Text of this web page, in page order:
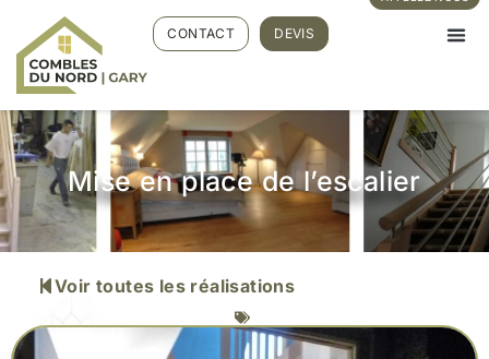
CONTACT DEVIS
Mise en place de l’escalier
Voir toutes les réalisations